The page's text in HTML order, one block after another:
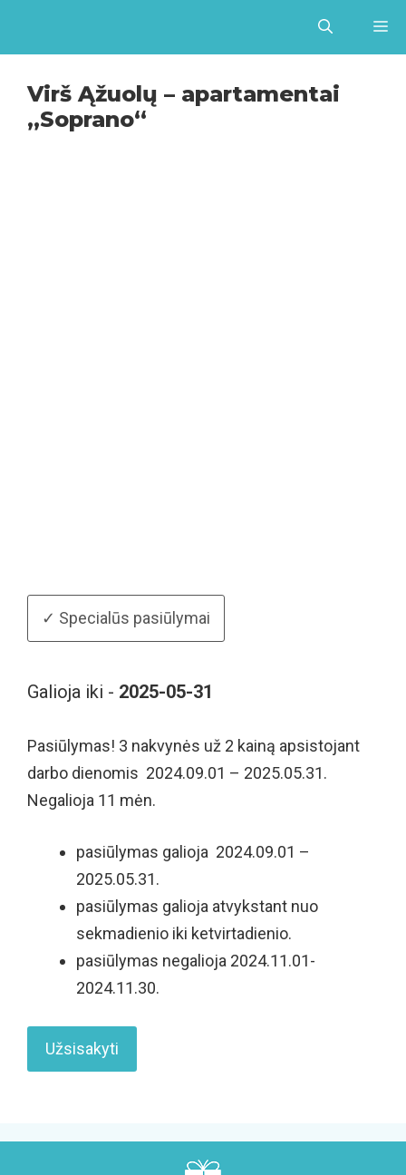
turinio
Virš Ąžuolų – apartamentai
„Soprano“
✓ Specialūs pasiūlymai
Galioja iki - 2025-05-31
Pasiūlymas! 3 nakvynės už 2 kainą apsistojant
darbo dienomis 2024.09.01 – 2025.05.31.
Negalioja 11 mėn.
pasiūlymas galioja 2024.09.01 –
2025.05.31.
pasiūlymas galioja atvykstant nuo
sekmadienio iki ketvirtadienio.
pasiūlymas negalioja 2024.11.01-
2024.11.30.
Užsisakyti